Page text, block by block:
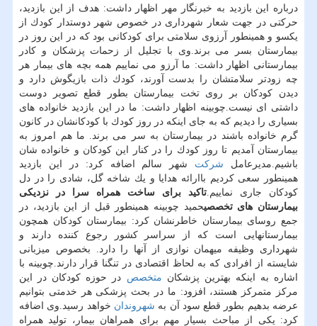
درباره این بازدید به خبرنگار مهر اظهار داشت: هدف از این بازدید،
حركتی در جهت شعار شهرداری در خصوص شهر دوستدار كودك از
یكسو و همینطور آرزوی سلامتی برای كودكانی بود كه در این روز در
بیمارستان بسر می برند.وی با تجلیل از زحمات پزشكان و كادر
بیمارستانی اظهار داشت: ما آرزو می نماییم همه بچه های بیمار هر
چه زودتر سلامتشان را بدست آورند، كودك ذات بازیگوش دارد و
دیدن كودكان بر روی تخت بیمارستان بطور قطع تصویر دوست
داشتی ای نیست.چوبینه اظهار داشت: ما در این بازدید خانواده های
بسیاری را دیدیم كه به جای اینكه در روز كودك با كودكانشان در كانون
گرم خانواده باشند در بیمارستان به سر می برند. ما هم امروز به
بیمارستان آمدیم تا روز كودك را در كنار این كودكان و خانواده شان
باشیم.مدیرعامل شركت شهر سالم اضافه كرد: در این بازدید
همینطور سعی كردیم باارائه هدایا و یك شاخه گل، شادی را در دل
كودكان جاری نماییم. تاكید برای ساخت همراه سرا در نزدیكی
بیمارستان های تخصصیحمید چوبینه همینطور قبل از این بازدید، در
جمع روسای بیمارستان خاطرنشان كرد: بیمارستان كودكان همچون
بیمارستانهایی است كه از سراسر كشور رجوع كننده دارند و
شهرداری وظیفه میهمان نوازی از آنها را دارد. بخصوص میزبانی
شایسته از افرادی كه به لحاظ اقتصادی در تنگنا قرار دارند.چوبینه با
اشاره به اینكه بهترین پزشكان متخصص در حوزه كودكان در این
مركز متمركز هستند، افزود: ما در بحث پزشكی هر خدمتی بتوانیم
عرضه بدهیم بطور قطع سود آن به شهروندان خواهد رسید.وی اضافه
كرد: یكی از مباحث بسیار مهم برای همراهان بیمار، تولید همراه